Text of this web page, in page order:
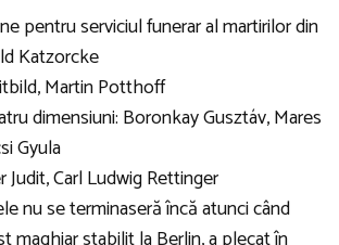
pentru serviciul funerar al martirilor din
Katzorcke
Martin Potthoff
dimensiuni: Boronkay Gusztáv, Mares
Gyula
Carl Ludwig Rettinger
nu se terminaseră încă atunci când